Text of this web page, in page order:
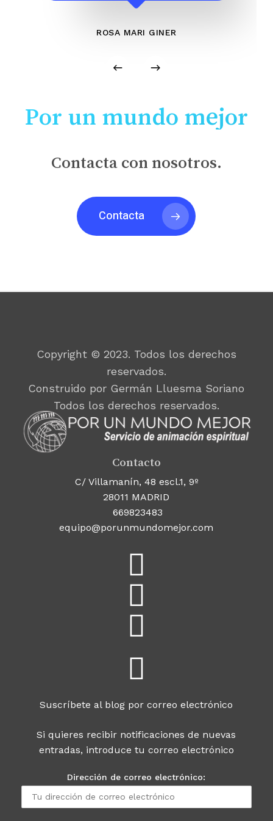
ROSA MARI GINER
Por un mundo mejor
Contacta con nosotros.
Contacta
Copyright © 2023. Todos los derechos
reservados.
Construido por Germán Lluesma Soriano
Todos los derechos reservados.
Contacto
C/ Villamanín, 48 escl.1, 9º
28011 MADRID
669823483
equipo@porunmundomejor.com
Suscríbete al blog por correo electrónico
Si quieres recibir notificaciones de nuevas
entradas, introduce tu correo electrónico
Dirección de correo electrónico: